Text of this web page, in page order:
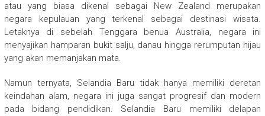
atau yang biasa dikenal sebagai New Zealand merupakan
negara kepulauan yang terkenal sebagai destinasi wisata.
Letaknya di sebelah Tenggara benua Australia, negara ini
menyajikan hamparan bukit salju, danau hingga rerumputan hijau
yang akan memanjakan mata.
Namun ternyata, Selandia Baru tidak hanya memiliki deretan
keindahan alam, negara ini juga sangat progresif dan modern
pada bidang pendidikan. Selandia Baru memiliki delapan